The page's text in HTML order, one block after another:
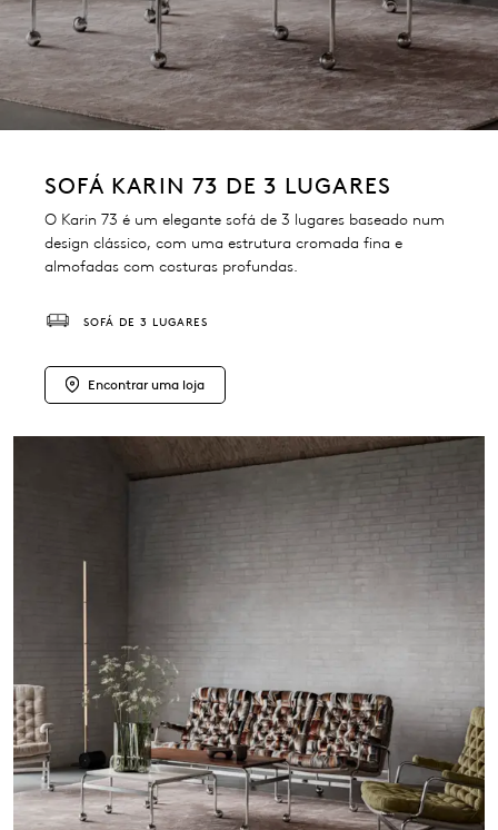
SOFÁ KARIN 73 DE 3 LUGARES
O Karin 73 é um elegante sofá de 3 lugares baseado num
design clássico, com uma estrutura cromada fina e
almofadas com costuras profundas.
SOFÁ DE 3 LUGARES
Encontrar uma loja